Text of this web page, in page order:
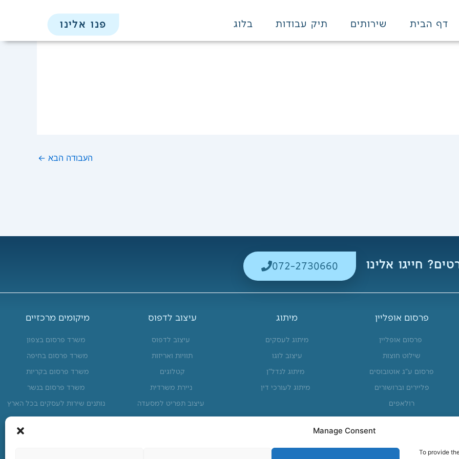
Manage Consent
To provide
דף הבית שירותים תיק עבודות בלוג פנו אלינו
העבודה הבא ←
חייגו אלינו 072-2730660
פרסום אופליין
פרסום אופליין
שילוט חוצות
פרסום ע"ג אוטובוסים
פליירים וברושורים
רולאפים
מיתוג
מיתוג לעסקים
עיצוב לוגו
מיתוג לנדל"ן
מיתוג לעורכי דין
עיצוב לדפוס
עיצוב לדפוס
תוויות ואריזות
קטלוגים
ניירת משרדית
עיצוב תפריט למסעדה
מיקומים מרכזיים
משרד פרסום בצפון
משרד פרסום בחיפה
משרד פרסום בקריות
משרד פרסום בנשר
נותנים שירות לעסקים בכל הארץ